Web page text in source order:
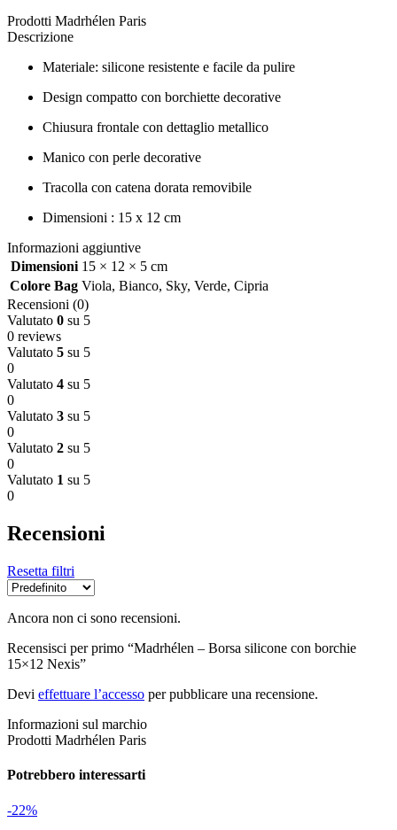
Prodotti Madrhélen Paris
Descrizione
Materiale: silicone resistente e facile da pulire
Design compatto con borchiette decorative
Chiusura frontale con dettaglio metallico
Manico con perle decorative
Tracolla con catena dorata removibile
Dimensioni : 15 x 12 cm
Informazioni aggiuntive
Dimensioni 15 × 12 × 5 cm
Colore Bag Viola, Bianco, Sky, Verde, Cipria
Recensioni (0)
Valutato 0 su 5
0 reviews
Valutato 5 su 5
0
Valutato 4 su 5
0
Valutato 3 su 5
0
Valutato 2 su 5
0
Valutato 1 su 5
0
Recensioni
Resetta filtri
Ancora non ci sono recensioni.
Recensisci per primo “Madrhélen – Borsa silicone con borchie
15×12 Nexis”
Devi effettuare l’accesso per pubblicare una recensione.
Informazioni sul marchio
Prodotti Madrhélen Paris
Potrebbero interessarti
-22%